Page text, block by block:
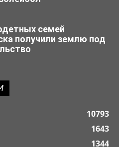
семей
получили землю под
10793
1643
1344